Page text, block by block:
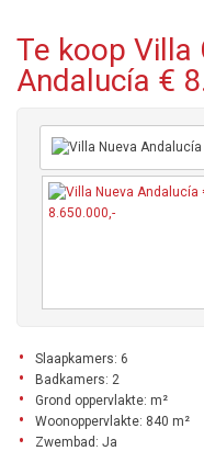
Te koop Villa
Andalucía €
Slaapkamers: 6
Badkamers: 2
Grond oppervlakte: m²
Woonoppervlakte: 840 m²
Zwembad: Ja